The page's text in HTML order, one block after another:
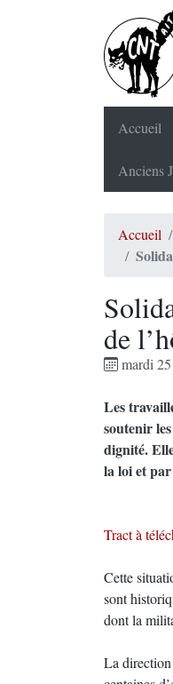
Accueil
Anciens
Accueil
de
mardi
Les
soutenir
dignité.
la loi et
Tract à
Cette
sont
dont la
La direction